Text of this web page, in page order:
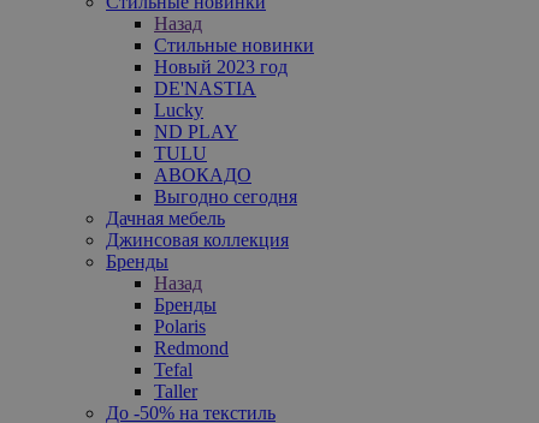
Назад
Стильные новинки
Новый 2023 год
DE'NASTIA
Lucky
ND PLAY
TULU
АВОКАДО
Выгодно сегодня
Дачная мебель
Джинсовая коллекция
Бренды
Назад
Бренды
Polaris
Redmond
Tefal
Taller
До -50% на текстиль